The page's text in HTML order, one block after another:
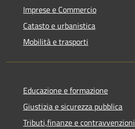
Imprese e Commercio
Catasto e urbanistica
Mobilità e trasporti
Educazione e formazione
Giustizia e sicurezza pubblica
Tributi,finanze e contravvenzioni